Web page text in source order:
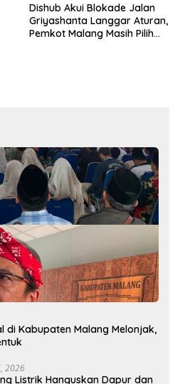
Dishub Akui Blokade Jalan
Griyashanta Langgar Aturan,
Pemkot Malang Masih Pilih
di Kabupaten Malang Melonjak,
2026
Listrik Hanguskan Dapur dan